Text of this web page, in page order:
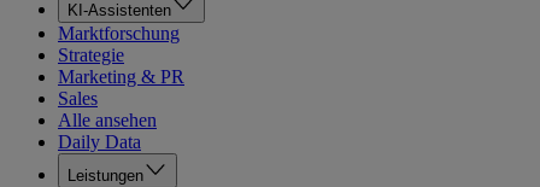
KI-Assistenten
Marktforschung
Strategie
Marketing & PR
Sales
Alle ansehen
Daily Data
Leistungen